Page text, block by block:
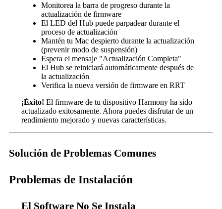
Monitorea la barra de progreso durante la
actualización de firmware
El LED del Hub puede parpadear durante el
proceso de actualización
Mantén tu Mac despierto durante la actualización
(prevenir modo de suspensión)
Espera el mensaje "Actualización Completa"
El Hub se reiniciará automáticamente después de
la actualización
Verifica la nueva versión de firmware en RRT
¡Éxito! El firmware de tu dispositivo Harmony ha sido
actualizado exitosamente. Ahora puedes disfrutar de un
rendimiento mejorado y nuevas características.
Solución de Problemas Comunes
Problemas de Instalación
El Software No Se Instala